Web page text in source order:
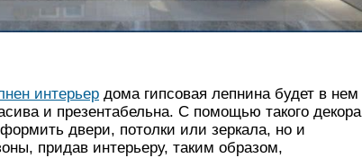
интерьер дома гипсовая лепнина будет в нем
и презентабельна. С помощью такого декора
двери, потолки или зеркала, но и
придав интерьеру, таким образом,